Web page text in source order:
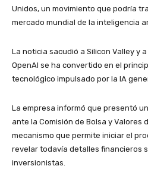
Unidos, un movimiento que podría
mercado mundial de la inteligencia
La noticia sacudió a Silicon Valley y
OpenAI se ha convertido en el
tecnológico impulsado por la IA
La empresa informó que presentó
ante la Comisión de Bolsa y Valores
mecanismo que permite iniciar el
revelar todavía detalles financieros
inversionistas.